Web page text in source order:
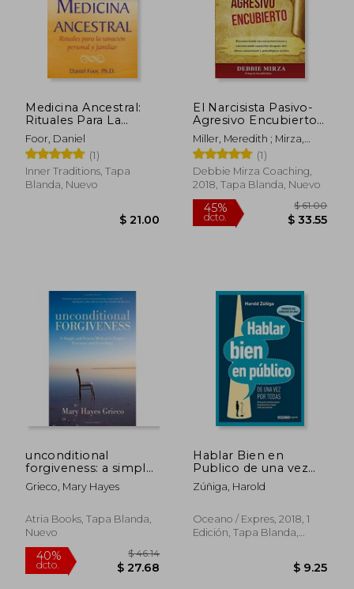
40%
dcto.
Medicina Ancestral:
Rituales Para La
Sanación Personal Y
Familiar
Foor, Daniel
(1)
Inner Traditions, Tapa
Blanda, Nuevo
$ 21.00
El Narcisista Pasivo-
Agresivo Encubierto:
Reconociendo las
Características y
Encontrando
Sanación Después del
Abuso Emocional y
Miller, Meredith ; Mirza,
Debbie
(1)
Debbie Mirza Coaching,
2018, Tapa Blanda, Nuevo
unconditional
forgiveness: a simple
and proven method
to forgive everyone
Inglés)
Grieco, Mary Hayes
Atria Books, Tapa Blanda,
Nuevo
Hablar Bien en
Publico de una vez
por Todas
Zúñiga, Harold
Oceano / Expres, 2018, 1
Edición, Tapa Blanda,